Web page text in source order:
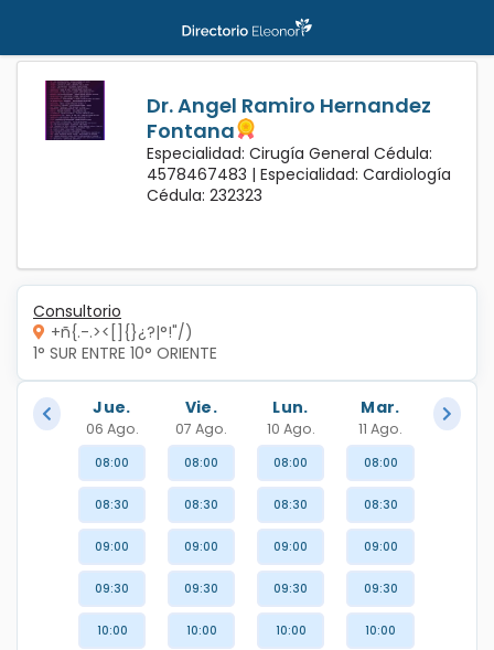
Dr. Angel Ramiro Hernandez
Fontana
Especialidad: Cirugía General Cédula:
4578467483 | Especialidad: Cardiología
Cédula: 232323
Consultorio
+ñ{.-.><[]{}¿?|°!"/)
1° SUR ENTRE 10° ORIENTE
Jue.
06 Ago.
Vie.
07 Ago.
Lun.
10 Ago.
Mar.
11 Ago.
08:00
08:30
09:00
09:30
10:00
08:00
08:30
09:00
09:30
10:00
08:00
08:30
09:00
09:30
10:00
08:00
08:30
09:00
09:30
10:00